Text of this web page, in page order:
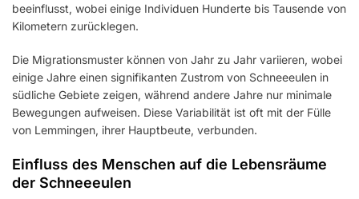
beeinflusst, wobei einige Individuen Hunderte bis Tausende von
Kilometern zurücklegen.
Die Migrationsmuster können von Jahr zu Jahr variieren, wobei
einige Jahre einen signifikanten Zustrom von Schneeeulen in
südliche Gebiete zeigen, während andere Jahre nur minimale
Bewegungen aufweisen. Diese Variabilität ist oft mit der Fülle
von Lemmingen, ihrer Hauptbeute, verbunden.
Einfluss des Menschen auf die Lebensräume
der Schneeeulen